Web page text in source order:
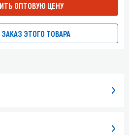
ОПТОВУЮ ЦЕНУ
ЭТОГО ТОВАРА